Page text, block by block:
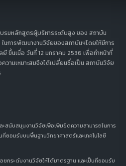
รมหลักสูตรผู้บริหารระดับสูง ของ สถาบัน
นการพัฒนางานวิจัยของสถาบันฯโดยให้มีการ
ขึ้นเมื่อ วันที่ 12 มกราคม 2536 เพื่อทำหน้าที่
วามเหมาะสมจึงได้เปลี่ยนชื่อเป็น สถาบันวิจัย
สนับสนุนงานวิจัยเพื่อเพิ่มขีดความสามารถในการ
ยอมรับบนพื้นฐานวิทยาศาสตร์และเทคโนโลยี
ระดับงานวิจัยให้ได้มาตรฐาน และเป็นที่ยอมรับ